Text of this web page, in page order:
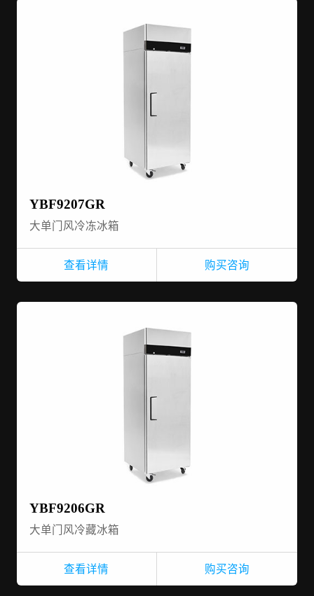
YBF9207GR
大单门风冷冻冰箱
查看详情 购买咨询
YBF9206GR
大单门风冷藏冰箱
查看详情 购买咨询